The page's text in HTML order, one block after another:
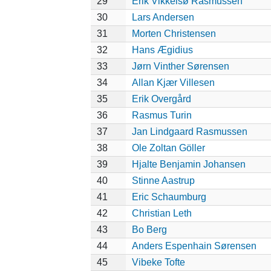
30
Lars Andersen
31
Morten Christensen
32
Hans Ægidius
33
Jørn Vinther Sørensen
34
Allan Kjær Villesen
35
Erik Overgård
36
Rasmus Turin
37
Jan Lindgaard Rasmussen
38
Ole Zoltan Göller
39
Hjalte Benjamin Johansen
40
Stinne Aastrup
41
Eric Schaumburg
42
Christian Leth
43
Bo Berg
44
Anders Espenhain Sørensen
45
Vibeke Tofte